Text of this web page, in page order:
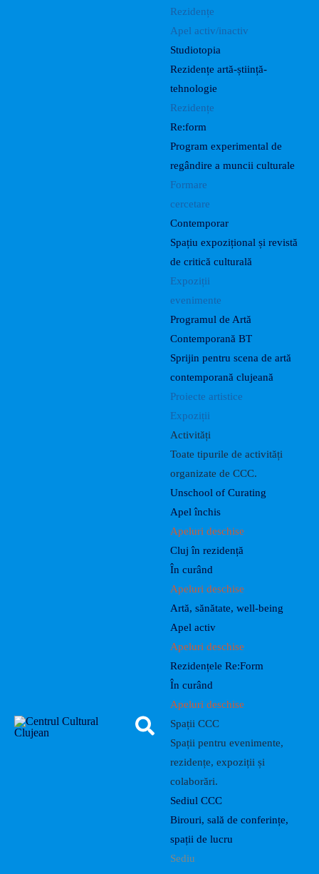
Rezidențe
Apel activ/inactiv
Studiotopia
Rezidențe artă-știință-
tehnologie
Rezidențe
Re:form
Program experimental de
regândire a muncii culturale
Formare
cercetare
Contemporar
Spațiu expozițional și revistă
de critică culturală
Expoziții
evenimente
Programul de Artă
Contemporană BT
Sprijin pentru scena de artă
contemporană clujeană
Proiecte artistice
Expoziții
Activități
Toate tipurile de activități
organizate de CCC.
Unschool of Curating
Apel închis
Apeluri deschise
Cluj în rezidență
În curând
Apeluri deschise
Artă, sănătate, well-being
Apel activ
Apeluri deschise
Rezidențele Re:Form
În curând
Apeluri deschise
Spații CCC
Spații pentru evenimente,
rezidențe, expoziții și
colaborări.
Sediul CCC
Birouri, sală de conferințe,
spații de lucru
Sediu